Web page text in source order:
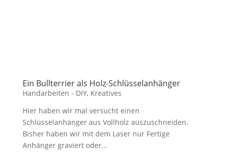
Ein Bullterrier als Holz-Schlüsselanhänger
Handarbeiten - DIY, Kreatives
Hier haben wir mal versucht einen
Schlüsselanhänger aus Vollholz auszuschneiden.
Bisher haben wir mit dem Laser nur Fertige
Anhänger graviert oder...